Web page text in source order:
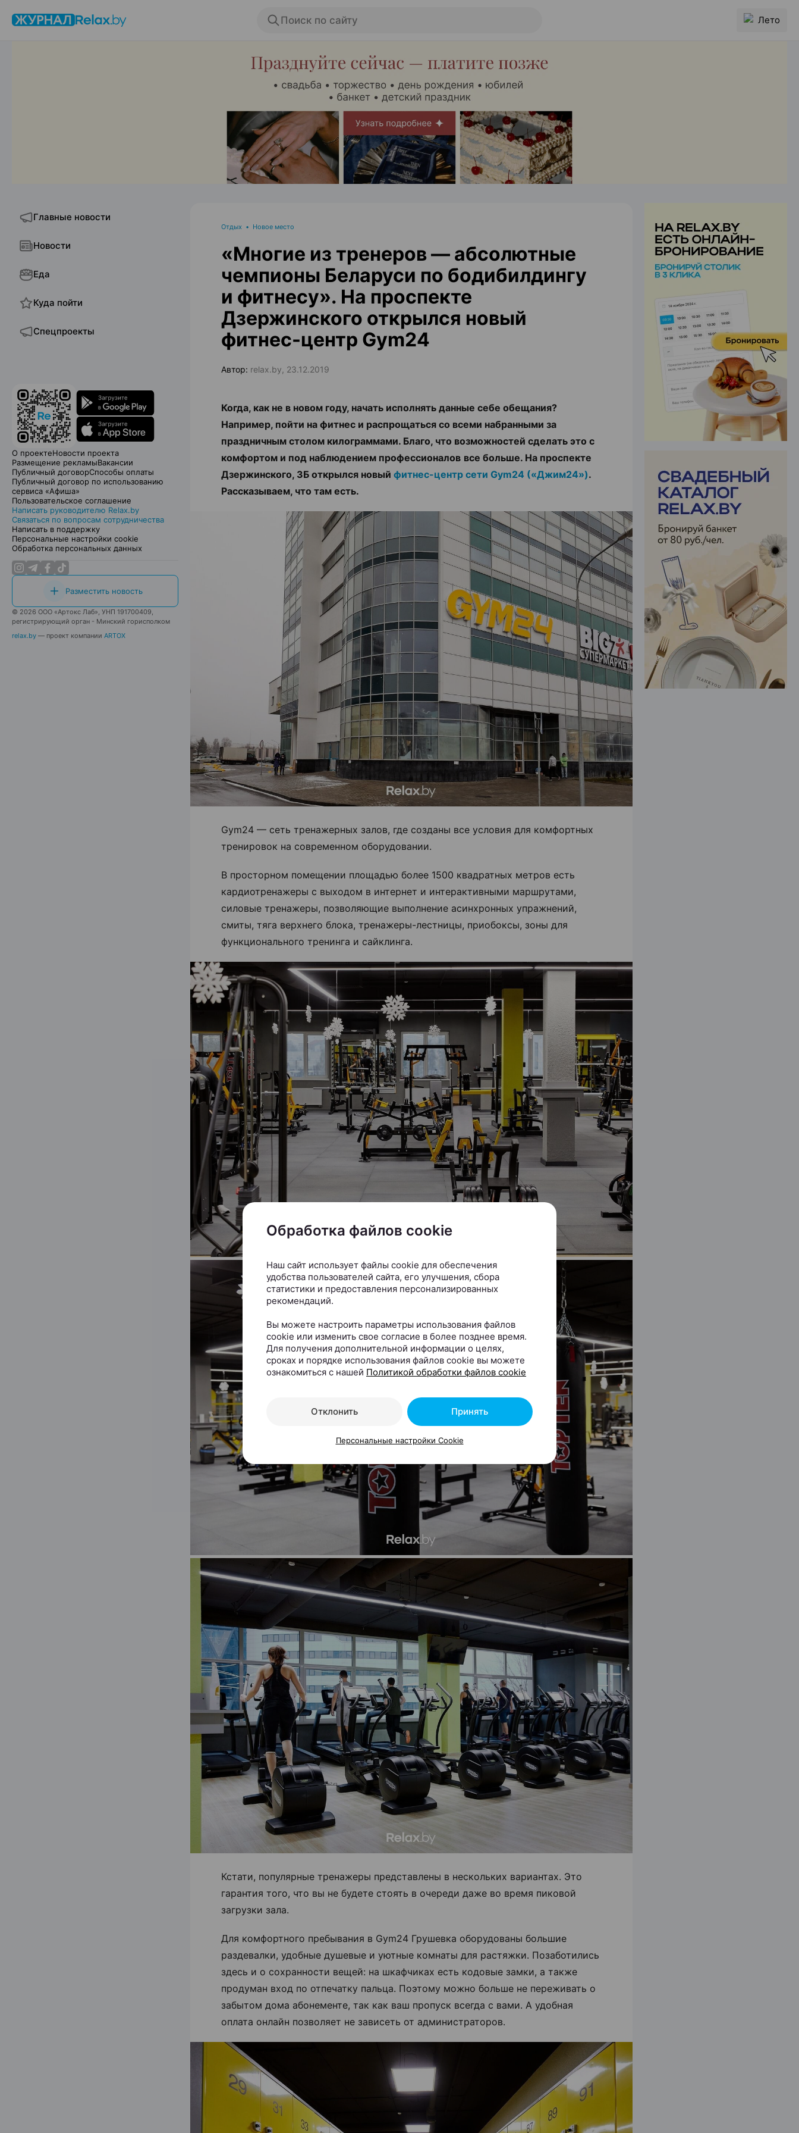
Поиск по сайту Лето
ЭФФЕКТИВНАЯ РЕКЛАМА НА САЙТЕ
Главные новости
Новости
Еда
Куда пойти
Спецпроекты
О проектеНовости проекта
Размещение рекламыВакансии
Публичный договорСпособы оплаты
Публичный договор по использованию
сервиса «Афиша»
Пользовательское соглашение
Написать руководителю Relax.by
Связаться по вопросам сотрудничества
Написать в поддержку
Персональные настройки cookie
Обработка персональных данных
Разместить новость
© 2026 ООО «Артокс Лаб», УНП 191700409,
регистрирующий орган - Минский горисполком
relax.by — проект компании ARTOX
Отдых • Новое место
«Многие из тренеров — абсолютные
чемпионы Беларуси по бодибилдингу
и фитнесу». На проспекте
Дзержинского открылся новый
фитнес-центр Gym24
Автор: relax.by, 23.12.2019
Когда, как не в новом году, начать исполнять данные себе обещания?
Например, пойти на фитнес и распрощаться со всеми набранными за
праздничным столом килограммами. Благо, что возможностей сделать это с
комфортом и под наблюдением профессионалов все больше. На проспекте
Дзержинского, 3Б открылся новый фитнес-центр сети Gym24 («Джим24»).
Рассказываем, что там есть.
Gym24 — сеть тренажерных залов, где созданы все условия для комфортных
тренировок на современном оборудовании.
В просторном помещении площадью более 1500 квадратных метров есть
кардиотренажеры с выходом в интернет и интерактивными маршрутами,
силовые тренажеры, позволяющие выполнение асинхронных упражнений,
смиты, тяга верхнего блока, тренажеры-лестницы, приобоксы, зоны для
функционального тренинга и сайклинга.
Кстати, популярные тренажеры представлены в нескольких вариантах. Это
гарантия того, что вы не будете стоять в очереди даже во время пиковой
загрузки зала.
Для комфортного пребывания в Gym24 Грушевка оборудованы большие
раздевалки, удобные душевые и уютные комнаты для растяжки. Позаботились
здесь и о сохранности вещей: на шкафчиках есть кодовые замки, а также
продуман вход по отпечатку пальца. Поэтому можно больше не переживать о
забытом дома абонементе, так как ваш пропуск всегда с вами. А удобная
оплата онлайн позволяет не зависеть от администраторов.
ЭФФЕКТИВНАЯ РЕКЛАМА НА САЙТЕ
ЭФФЕКТИВНАЯ РЕКЛАМА НА САЙТЕ
Обработка файлов cookie
Наш сайт использует файлы cookie для обеспечения
удобства пользователей сайта, его улучшения, сбора
статистики и предоставления персонализированных
рекомендаций.
Вы можете настроить параметры использования файлов
cookie или изменить свое согласие в более позднее время.
Для получения дополнительной информации о целях,
сроках и порядке использования файлов cookie вы можете
ознакомиться с нашей Политикой обработки файлов cookie
Отклонить Принять
Персональные настройки Cookie